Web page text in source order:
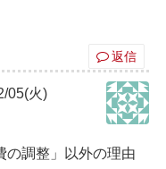
返信
05(火)
の調整」以外の理由